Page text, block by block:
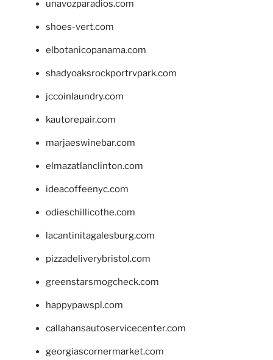
unavozparadios.com
shoes-vert.com
elbotanicopanama.com
shadyoaksrockportrvpark.com
jccoinlaundry.com
kautorepair.com
marjaeswinebar.com
elmazatlanclinton.com
ideacoffeenyc.com
odieschillicothe.com
lacantinitagalesburg.com
pizzadeliverybristol.com
greenstarsmogcheck.com
happypawspl.com
callahansautoservicecenter.com
georgiascornermarket.com